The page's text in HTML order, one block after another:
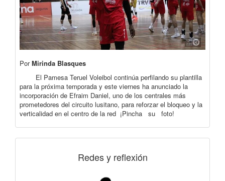
PorMirinda Blasques
El Pamesa Teruel Voleibol continúa perfilando su plantilla
para la próxima temporada y este viernes ha anunciado la
incorporación de Efraim Daniel, uno de los centrales más
prometedores del circuito lusitano, para reforzar el bloqueo y la
verticalidad en el centro de la red ¡Pincha su foto!
Redes y reflexión